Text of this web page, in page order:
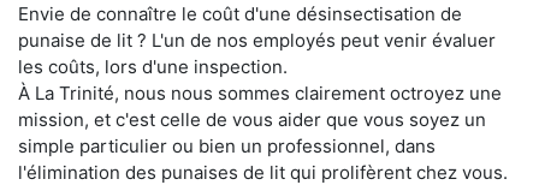
Envie de connaître le coût d'une désinsectisation de
punaise de lit ? L'un de nos employés peut venir évaluer
les coûts, lors d'une inspection.
À La Trinité, nous nous sommes clairement octroyez une
mission, et c'est celle de vous aider que vous soyez un
simple particulier ou bien un professionnel, dans
l'élimination des punaises de lit qui prolifèrent chez vous.